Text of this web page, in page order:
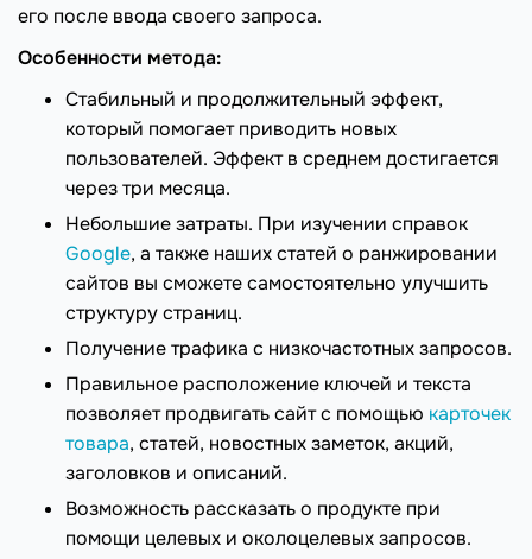
его после ввода своего запроса.
Особенности метода:
Стабильный и продолжительный эффект,
который помогает приводить новых
пользователей. Эффект в среднем достигается
через три месяца.
Небольшие затраты. При изучении справок
Google, а также наших статей о ранжировании
сайтов вы сможете самостоятельно улучшить
структуру страниц.
Получение трафика с низкочастотных запросов.
Правильное расположение ключей и текста
позволяет продвигать сайт с помощью карточек
товара, статей, новостных заметок, акций,
заголовков и описаний.
Возможность рассказать о продукте при
помощи целевых и околоцелевых запросов.